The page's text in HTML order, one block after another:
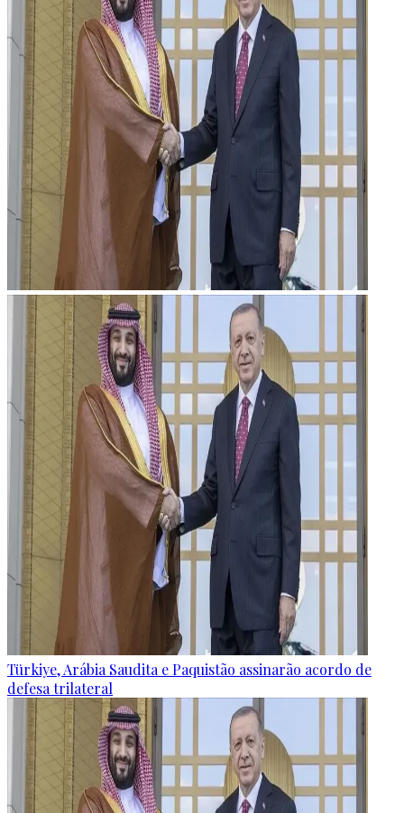
Türkiye, Arábia Saudita e Paquistão assinarão acordo de
defesa trilateral